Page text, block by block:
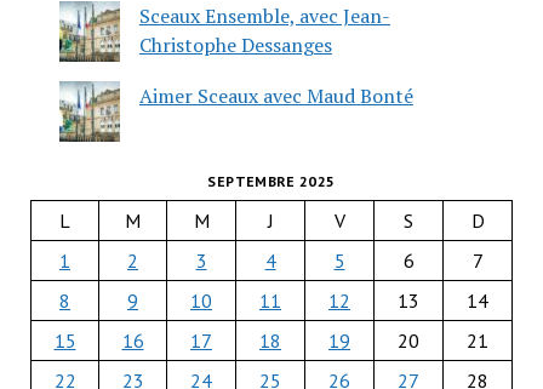
Sceaux Ensemble, avec Jean-
Christophe Dessanges
Aimer Sceaux avec Maud Bonté
SEPTEMBRE 2025
L M M J V S
D
1
2 3 4 5 6
7
8
9 10 11 12 13
14
15
16 17 18 19 20
21
22
23 24 25 26 27 28